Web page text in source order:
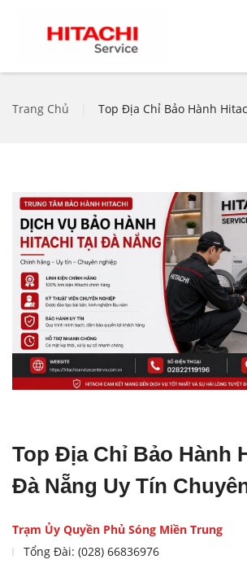
Trang Chủ Top Địa Chỉ Bảo Hành
Top Địa Chỉ Bảo Hành
Đà Nẵng Uy Tín
Trạm Ủy Quyền Phủ Sóng Miền Trung
Tổng Đài: (028) 66836976